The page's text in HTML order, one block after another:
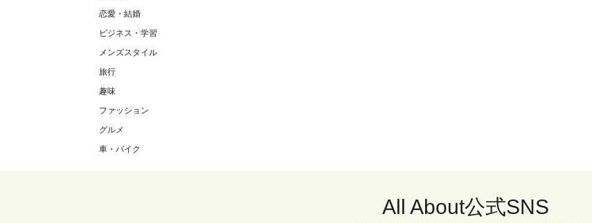
恋愛・結婚
ビジネス・学習
メンズスタイル
旅行
趣味
ファッション
グルメ
車・バイク
All About公式SNS